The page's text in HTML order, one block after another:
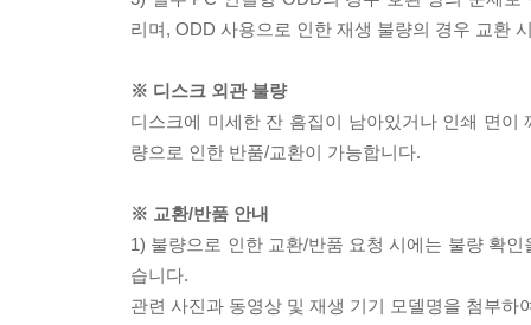
리며, ODD 사용으로 인한 재생 불량의 경우 교환
※ 디스크 외관 불량
디스크에 미세한 잔 흠집이 남아있거나 인쇄 면
량으로 인한 반품/교환이 가능합니다.
※ 교환/반품 안내
1) 불량으로 인한 교환/반품 요청 시에는 불량 확
습니다.
관련 사진과 동영상 및 재생 기기 모델명을 첨부하